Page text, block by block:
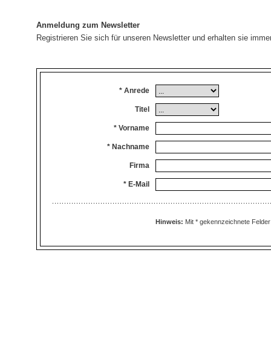
Anmeldung zum Newsletter
Registrieren Sie sich für unseren Newsletter und erhalten sie
* Anrede
Titel
* Vorname
* Nachname
Firma
* E-Mail
Hinweis: Mit * gekennzeichnete